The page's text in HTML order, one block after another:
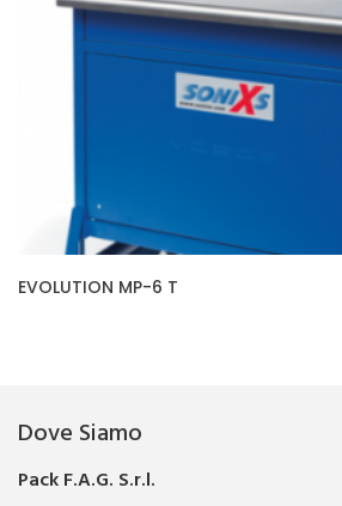
EVOLUTION MP-6 T
Dove Siamo
Pack F.A.G. S.r.l.